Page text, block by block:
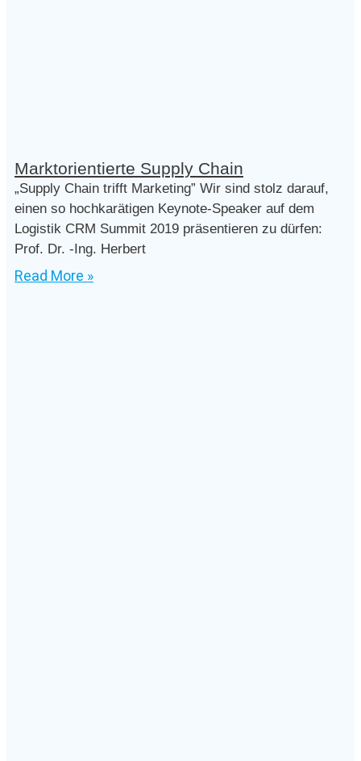
Marktorientierte Supply Chain
„Supply Chain trifft Marketing” Wir sind stolz darauf,
einen so hochkarätigen Keynote-Speaker auf dem
Logistik CRM Summit 2019 präsentieren zu dürfen:
Prof. Dr. -Ing. Herbert
Read More »